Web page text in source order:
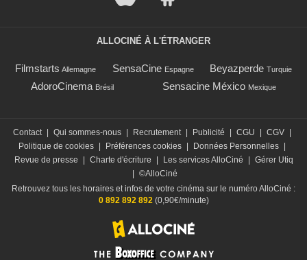
ALLOCINÉ À L'ÉTRANGER
Filmstarts Allemagne SensaCine Espagne Beyazperde Turquie
AdoroCinema Brésil Sensacine México Mexique
Contact | Qui sommes-nous | Recrutement | Publicité | CGU | CGV |
Politique de cookies | Préférences cookies | Données Personnelles |
Revue de presse
| Charte d'écriture | Les services AlloCiné | Gérer Utiq
| ©AlloCiné
Retrouvez tous les horaires et infos de votre cinéma sur le numéro AlloCiné :
0 892 892 892 (0,90€/minute)